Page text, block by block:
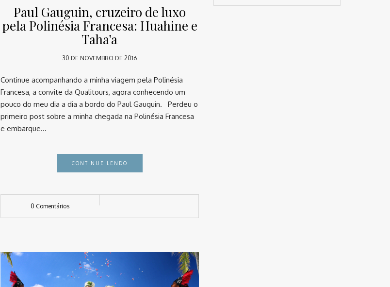
Paul Gauguin, cruzeiro de luxo
pela Polinésia Francesa: Huahine e
Taha’a
30 DE NOVEMBRO DE 2016
Continue acompanhando a minha viagem pela Polinésia
Francesa, a convite da Qualitours, agora conhecendo um
pouco do meu dia a dia a bordo do Paul Gauguin. Perdeu o
primeiro post sobre a minha chegada na Polinésia Francesa
e embarque…
CONTINUE LENDO
0 Comentários